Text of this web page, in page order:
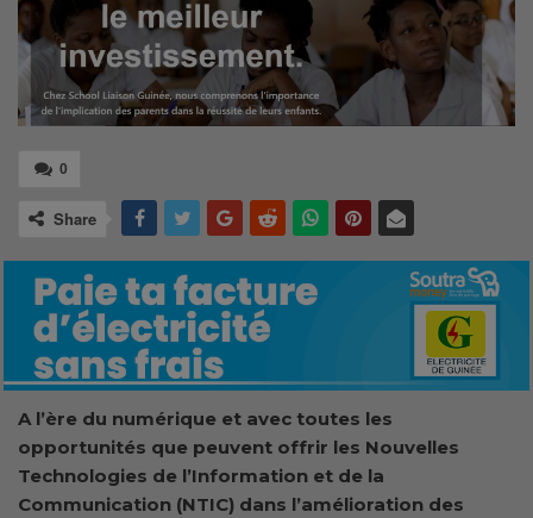
0
Share
A l’ère du numérique et avec toutes les
opportunités que peuvent offrir les Nouvelles
Technologies de l’Information et de la
Communication (NTIC) dans l’amélioration des